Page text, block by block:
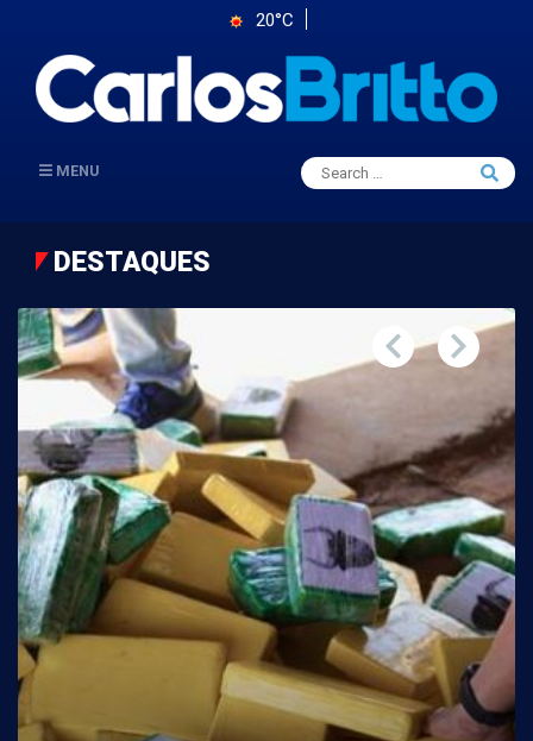
20°C
MENU
Search
for:
Search
DESTAQUES